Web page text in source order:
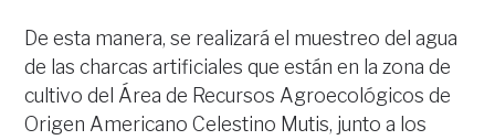
De esta manera, se realizará el muestreo del agua
de las charcas artificiales que están en la zona de
cultivo del Área de Recursos Agroecológicos de
Origen Americano Celestino Mutis, junto a los